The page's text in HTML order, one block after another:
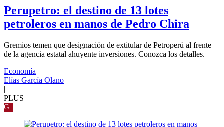
Perupetro: el destino de 13 lotes
petroleros en manos de Pedro Chira
Gremios temen que designación de extitular de Petroperú al frente
de la agencia estatal ahuyente inversiones. Conozca los detalles.
Economía
Elías García Olano
|
PLUS
G